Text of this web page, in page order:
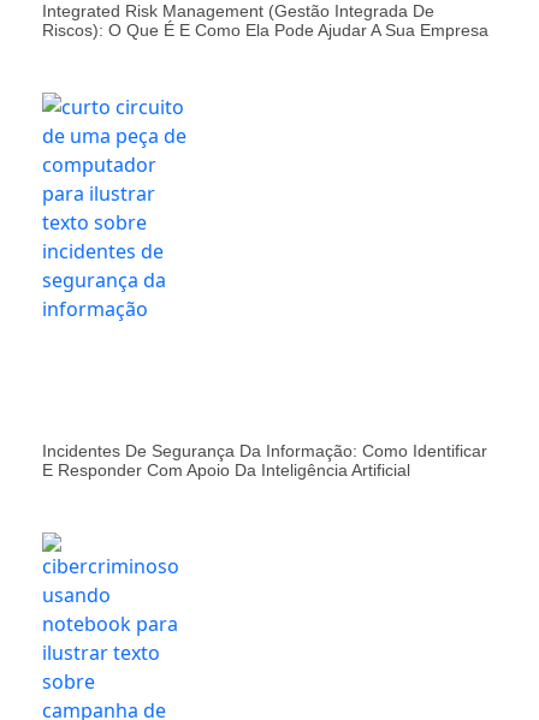
Integrated Risk Management (Gestão Integrada De
Riscos): O Que É E Como Ela Pode Ajudar A Sua Empresa
Incidentes De Segurança Da Informação: Como Identificar
E Responder Com Apoio Da Inteligência Artificial